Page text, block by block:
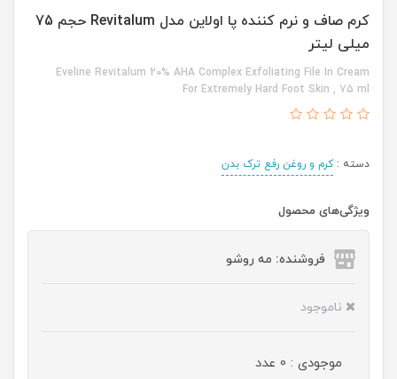
کرم صاف و نرم کننده پا اولاین مدل Revitalum حجم 75
میلی لیتر
Eveline Revitalum 20% AHA Complex Exfoliating File In Cream
For Extremely Hard Foot Skin , 75 ml
دسته :کرم و روغن رفع ترک بدن
ویژگی‌های محصول
فروشنده: مه رو‌شو
ناموجود
موجودی : 0 عدد